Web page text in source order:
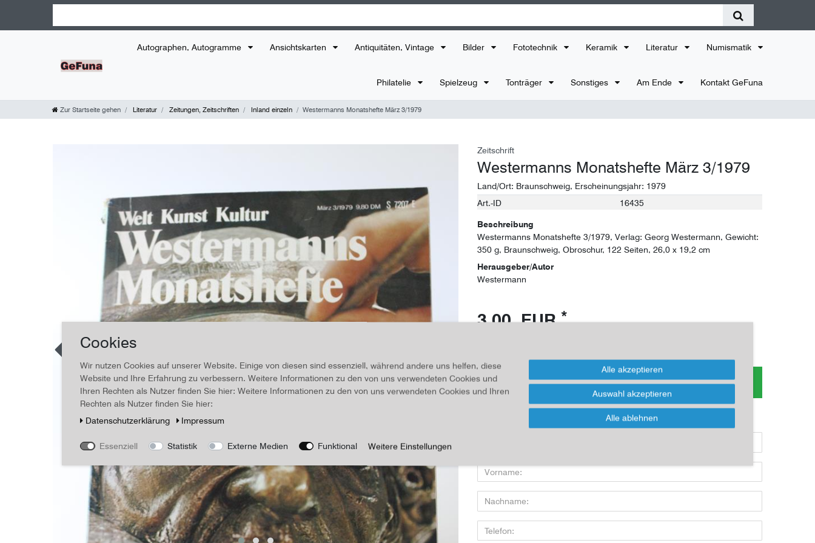
Autographen, Autogramme Ansichtskarten Antiquitäten, Vintage Bilder Fototechnik Keramik Literatur Numismatik
Philatelie Spielzeug Tonträger Sonstiges Am Ende Kontakt GeFuna
Zur Startseite gehen Literatur Zeitungen, Zeitschriften Inland einzeln Westermanns Monatshefte März 3/1979
Zeitschrift
Westermanns Monatshefte März 3/1979
Land/Ort: Braunschweig, Erscheinungsjahr: 1979
Technisches
Wert
Art.-ID 16435
Beschreibung
Westermanns Monatshefte 3/1979, Verlag: Georg Westermann, Gewicht:
350 g, Braunschweig, Obroschur, 122 Seiten, 26,0 x 19,2 cm
Herausgeber/Autor
Westermann
3,00 EUR*
Für Infos zum Artikel oder Kauf, bitte Formular
nutzen!
Wenn Sie den Artikel kaufen möchten, dann bitte das Formular nutzen:
Cookies
Wir nutzen Cookies auf unserer Website. Einige von diesen sind essenziell, während andere uns helfen, diese
Website und Ihre Erfahrung zu verbessern. Weitere Informationen zu den von uns verwendeten Cookies und
Ihren Rechten als Nutzer finden Sie hier: Weitere Informationen zu den von uns verwendeten Cookies und Ihren
Rechten als Nutzer finden Sie hier:
Daten­schutz­erklärung
Impressum
Essenziell Statistik Externe Medien Funktional Weitere Einstellungen
Alle akzeptieren
Auswahl akzeptieren
Alle ablehnen